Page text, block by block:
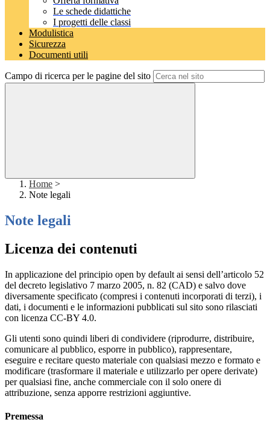
Le schede didattiche
I progetti delle classi
Modulistica
Sicurezza
Documenti utili
Campo di ricerca per le pagine del sito
Home >
Note legali
Note legali
Licenza dei contenuti
In applicazione del principio open by default ai sensi dell’articolo 52
del decreto legislativo 7 marzo 2005, n. 82 (CAD) e salvo dove
diversamente specificato (compresi i contenuti incorporati di terzi), i
dati, i documenti e le informazioni pubblicati sul sito sono rilasciati
con licenza CC-BY 4.0.
Gli utenti sono quindi liberi di condividere (riprodurre, distribuire,
comunicare al pubblico, esporre in pubblico), rappresentare,
eseguire e recitare questo materiale con qualsiasi mezzo e formato e
modificare (trasformare il materiale e utilizzarlo per opere derivate)
per qualsiasi fine, anche commerciale con il solo onere di
attribuzione, senza apporre restrizioni aggiuntive.
Premessa